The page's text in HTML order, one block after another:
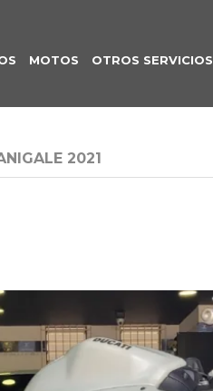
MOTOS OTROS SERVICIOS
2021